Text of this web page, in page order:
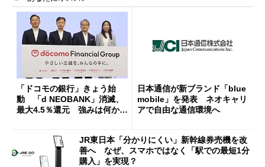
「ドコモの銀行」きょう始
動 「d NEOBANK」消滅、
最大4.5％還元 強みは何か解
日本通信が新ブランド「blue
mobile」を発表 ネオキャリ
アで自由な通信環境へ
JR東日本「分かりにくい」新幹線券売機を改
善へ なぜ、スマホではなく「駅での最短1分
購入」を実現？